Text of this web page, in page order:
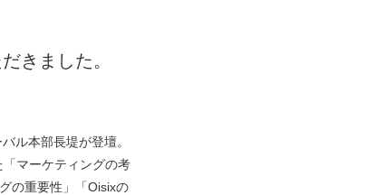
きました。
ル本部長堤が登壇。
マーケティングの考
の重要性」「Oisixの